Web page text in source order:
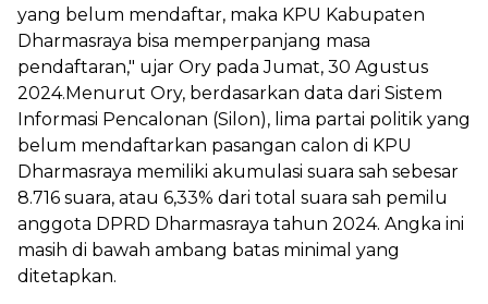
yang belum mendaftar, maka KPU Kabupaten
Dharmasraya bisa memperpanjang masa
pendaftaran," ujar Ory pada Jumat, 30 Agustus
2024.Menurut Ory, berdasarkan data dari Sistem
Informasi Pencalonan (Silon), lima partai politik yang
belum mendaftarkan pasangan calon di KPU
Dharmasraya memiliki akumulasi suara sah sebesar
8.716 suara, atau 6,33% dari total suara sah pemilu
anggota DPRD Dharmasraya tahun 2024. Angka ini
masih di bawah ambang batas minimal yang
ditetapkan.